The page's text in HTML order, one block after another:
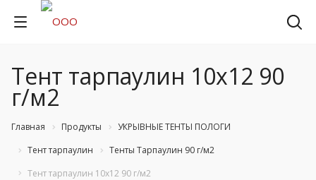
Тент тарпаулин 10х12 90
г/м2
Главная Продукты
УКРЫВНЫЕ ТЕНТЫ ПОЛОГИ
Тент тарпаулин
Тенты Тарпаулин 90 г/м2
Тент тарпаулин 10х12 90 г/м2